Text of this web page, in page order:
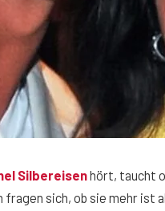
Silbereisenhört, taucht
sich, ob sie mehr ist